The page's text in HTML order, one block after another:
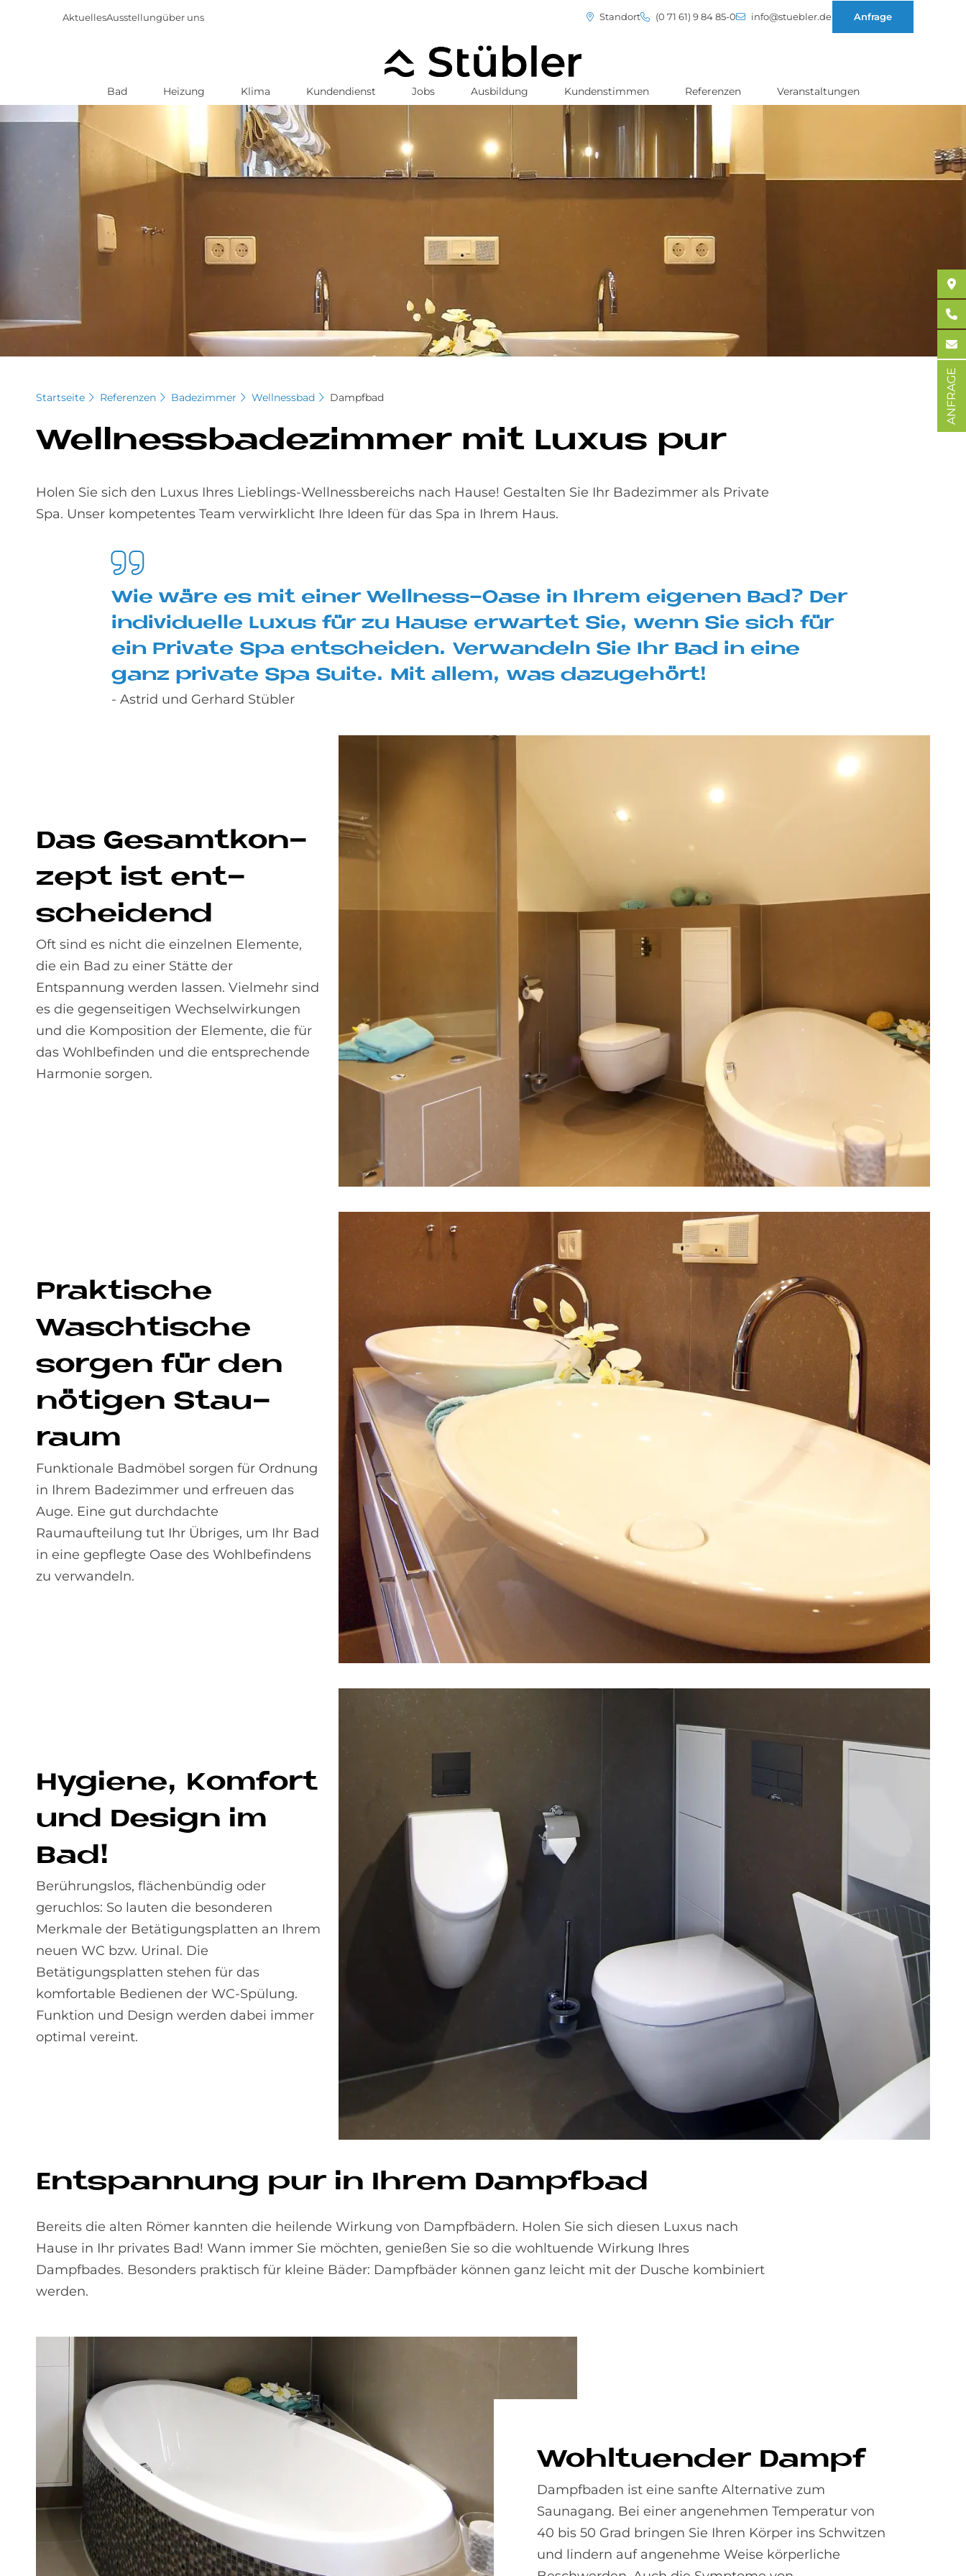
zum
AktuellesAusstellungüber uns Standort (0 71 61) 9 84 85-0 info@stuebler.de Anfrage
Bad Heizung Klima Kundendienst Jobs Ausbildung Kundenstimmen Referenzen Veranstaltungen
Startseite Referenzen Badezimmer Wellnessbad Dampfbad
Well­ness­ba­de­zim­mer mit Lu­xus pur
Holen Sie sich den Luxus Ihres Lieblings-Wellnessbereichs nach Hause! Gestalten Sie Ihr Badezimmer als Private
Spa. Unser kompetentes Team verwirklicht Ihre Ideen für das Spa in Ihrem Haus.
Wie wäre es mit ei­ner Well­ness-Oase in Ih­rem ei­ge­nen Bad? Der
in­di­vi­du­el­le Lu­xus für zu Hau­se er­war­tet Sie, wenn Sie sich für
ein Pri­va­te Spa ent­schei­den. Ver­wan­deln Sie Ihr Bad in eine
ganz pri­va­te Spa Suite. Mit al­lem, was da­zu­ge­hört!
- Astrid und Gerhard Stübler
Das Ge­samt­kon­
ze­pt ist ent­
schei­dend
Oft sind es nicht die einzelnen Elemente,
die ein Bad zu einer Stätte der
Entspannung werden lassen. Vielmehr sind
es die gegenseitigen Wechselwirkungen
und die Komposition der Elemente, die für
das Wohlbefinden und die entsprechende
Harmonie sorgen.
Prak­ti­sche
Wasch­ti­sche
sor­gen für den
nö­ti­gen Stau­
raum
Funktionale Badmöbel sorgen für Ordnung
in Ihrem Badezimmer und erfreuen das
Auge. Eine gut durchdachte
Raumaufteilung tut Ihr Übriges, um Ihr Bad
in eine gepflegte Oase des Wohlbefindens
zu verwandeln.
Hy­gie­ne, Kom­fort
und De­sign im
Bad!
Berührungslos, flächenbündig oder
geruchlos: So lauten die besonderen
Merkmale der Betätigungsplatten an Ihrem
neuen WC bzw. Urinal. Die
Betätigungsplatten stehen für das
komfortable Bedienen der WC-Spülung.
Funktion und Design werden dabei immer
optimal vereint.
Ent­span­nung pur in Ih­rem Dampf­bad
Bereits die alten Römer kannten die heilende Wirkung von Dampfbädern. Holen Sie sich diesen Luxus nach
Hause in Ihr privates Bad! Wann immer Sie möchten, genießen Sie so die wohltuende Wirkung Ihres
Dampfbades. Besonders praktisch für kleine Bäder: Dampfbäder können ganz leicht mit der Dusche kombiniert
werden.
Wohl­tu­en­der Dampf
Dampfbaden ist eine sanfte Alternative zum
Saunagang. Bei einer angenehmen Temperatur von
40 bis 50 Grad bringen Sie Ihren Körper ins Schwitzen
und lindern auf angenehme Weise körperliche
ANFRAGE